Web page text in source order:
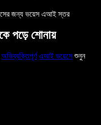
জন্য ভয়েস এআই স্তর
পড়ে শোনায়
অভিব্যক্তিপূর্ণ এআই ভয়েসেশুনুন